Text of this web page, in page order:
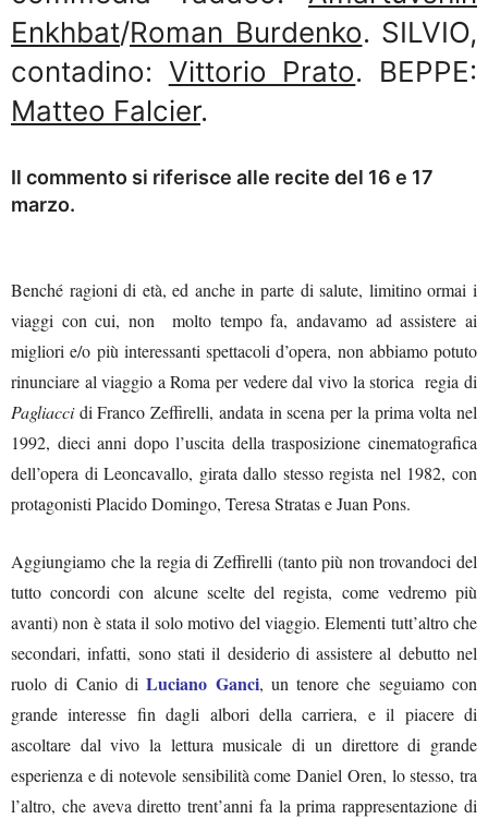
Enkhbat/Roman Burdenko. SILVIO,
contadino: Vittorio Prato. BEPPE:
Matteo Falcier.
Il commento si riferisce alle recite del 16 e 17
marzo.
Benché ragioni di età, ed anche in parte di salute, limitino ormai i
viaggi con cui, non molto tempo fa, andavamo ad assistere ai
migliori e/o più interessanti spettacoli d’opera, non abbiamo potuto
rinunciare al viaggio a Roma per vedere dal vivo la storica regia di
Pagliaccidi Franco Zeffirelli, andata in scena per la prima volta nel
1992, dieci anni dopo l’uscita della trasposizione cinematografica
dell’opera di Leoncavallo, girata dallo stesso regista nel 1982, con
protagonisti Placido Domingo, Teresa Stratas e Juan Pons.
Aggiungiamo che la regia di Zeffirelli (tanto più non trovandoci del
tutto concordi con alcune scelte del regista, come vedremo più
avanti) non è stata il solo motivo del viaggio. Elementi tutt’altro che
secondari, infatti, sono stati il desiderio di assistere al debutto nel
ruolo di Canio diLuciano Ganci, un tenore che seguiamo con
grande interesse fin dagli albori della carriera, e il piacere di
ascoltare dal vivo la lettura musicale di un direttore di grande
esperienza e di notevole sensibilità come Daniel Oren, lo stesso, tra
l’altro, che aveva diretto trent’anni fa la prima rappresentazione di